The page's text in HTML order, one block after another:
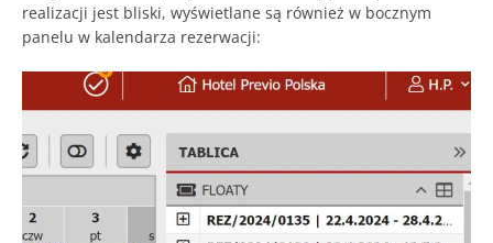
realizacji jest bliski, wyświetlane są również w bocznym
panelu w kalendarza rezerwacji: